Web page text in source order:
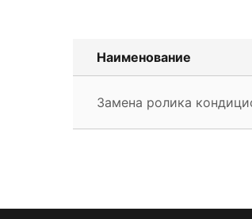
Наименование
Замена ролика